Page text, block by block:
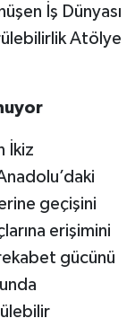
İş Dünyası
Atölye
İkiz
geçişini
erişimini
gücünü